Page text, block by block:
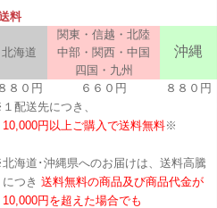
料
北海道
関東・信越・北陸
中部・関西・中国
四国・九州
沖縄
８０円 ６６０円
８８０円
配送先につき、
10,000円以上ご購入で送料無料※
海道･沖縄県へのお届けは、送料高騰
つき 送料無料の商品及び商品代金が
円を超えた場合でも